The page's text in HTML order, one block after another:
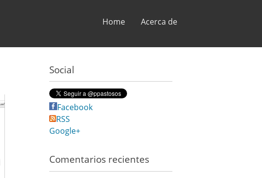
Skip to content
Home Acerca de
Social
Facebook
RSS
Google+
Comentarios recientes